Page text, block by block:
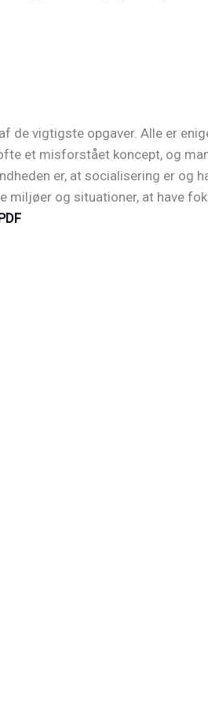
de vigtigste opgaver. Alle er
et misforstået koncept, og
er, at socialisering er
og situationer, at have